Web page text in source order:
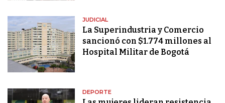
JUDICIAL
La Superindustria y Comercio
sancionó con $1.774 millones al
Hospital Militar de Bogotá
DEPORTE